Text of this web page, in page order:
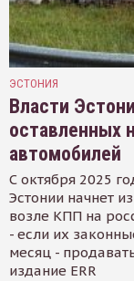
ЭСТОНИЯ
Власти
оставленных
автомобилей
С октября 2025
Эстонии начнет
возле КПП на
- если их
месяц -
издание ERR